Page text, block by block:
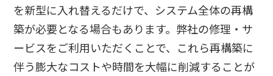
を新型に入れ替えるだけで、システム全体の再構
築が必要となる場合もあります。弊社の修理・サ
ービスをご利用いただくことで、これら再構築に
伴う膨大なコストや時間を大幅に削減することが